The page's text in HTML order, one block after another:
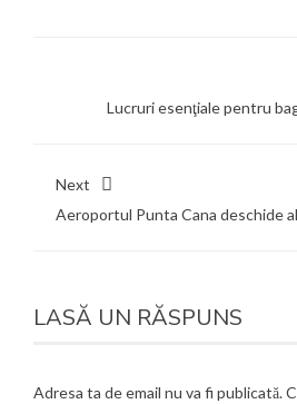
Lucruri esenţiale pentru
Next
Aeroportul Punta Cana deschide
LASĂ UN RĂSPUNS
Adresa ta de email nu va fi publicată.